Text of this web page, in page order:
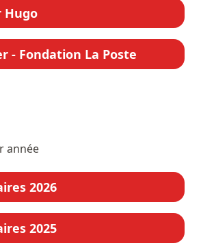
Hugo
- Fondation La Poste
année
2026
2025